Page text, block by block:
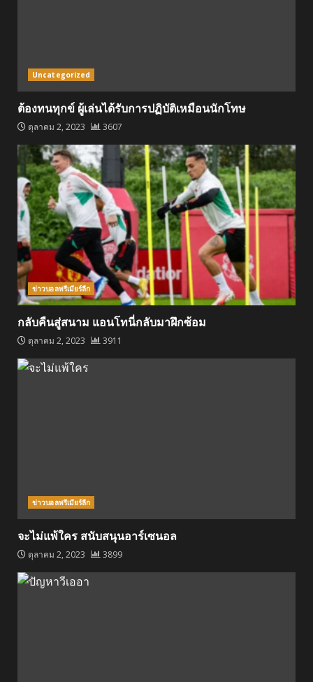
Uncategorized
ต้องทนทุกข์ ผู้เล่นได้รับการปฏิบัติเหมือนนักโทษ
ตุลาคม 2, 2023 3607
ข่าวบอลพรีเมียร์ลีก
กลับคืนสู่สนาม แอนโทนี่กลับมาฝึกซ้อม
ตุลาคม 2, 2023 3911
ข่าวบอลพรีเมียร์ลีก
จะไม่แพ้ใคร สนับสนุนอาร์เซนอล
ตุลาคม 2, 2023 3899